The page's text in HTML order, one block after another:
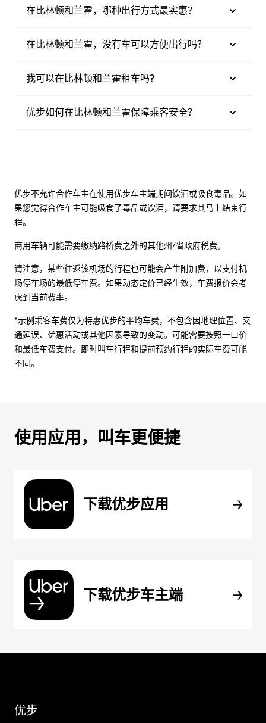
在比林顿和兰霍，哪种出行方式最实惠？
在比林顿和兰霍，没有车可以方便出行吗？
我可以在比林顿和兰霍租车吗?
优步如何在比林顿和兰霍保障乘客安全？
优步不允许合作车主在使用优步车主端期间饮酒或吸食毒品。如
果您觉得合作车主可能吸食了毒品或饮酒，请要求其马上结束行
程。
商用车辆可能需要缴纳路桥费之外的其他州/省政府税费。
请注意，某些往返该机场的行程也可能会产生附加费，以支付机
场停车场的最低停车费。如果动态定价已经生效，车费报价会考
虑到当前费率。
*示例乘客车费仅为特惠优步的平均车费，不包含因地理位置、交
通延误、优惠活动或其他因素导致的变动。可能需要按照一口价
和最低车费支付。即时叫车行程和提前预约行程的实际车费可能
不同。
使用应用，叫车更便捷
下载优步应用
下载优步车主端
优步